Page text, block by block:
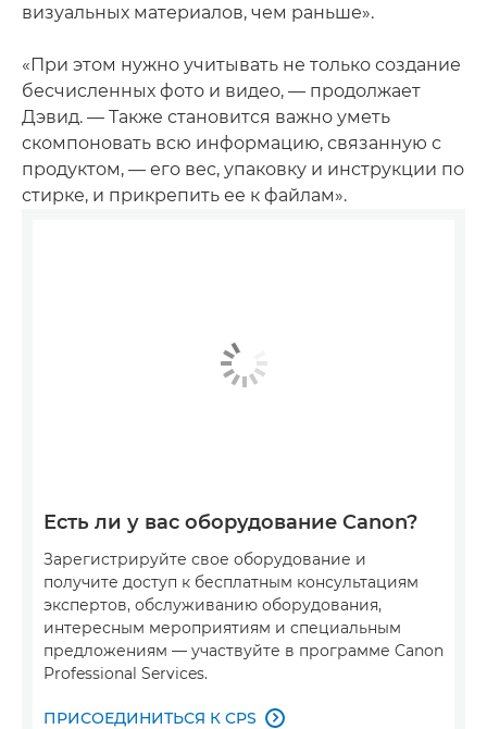
визуальных материалов, чем раньше».
«При этом нужно учитывать не только создание
бесчисленных фото и видео, — продолжает
Дэвид. — Также становится важно уметь
скомпоновать всю информацию, связанную с
продуктом, — его вес, упаковку и инструкции по
стирке, и прикрепить ее к файлам».
Есть ли у вас оборудование Canon?
Зарегистрируйте свое оборудование и
получите доступ к бесплатным консультациям
экспертов, обслуживанию оборудования,
интересным мероприятиям и специальным
предложениям — участвуйте в программе Canon
Professional Services.
ПРИСОЕДИНИТЬСЯ К CPS 